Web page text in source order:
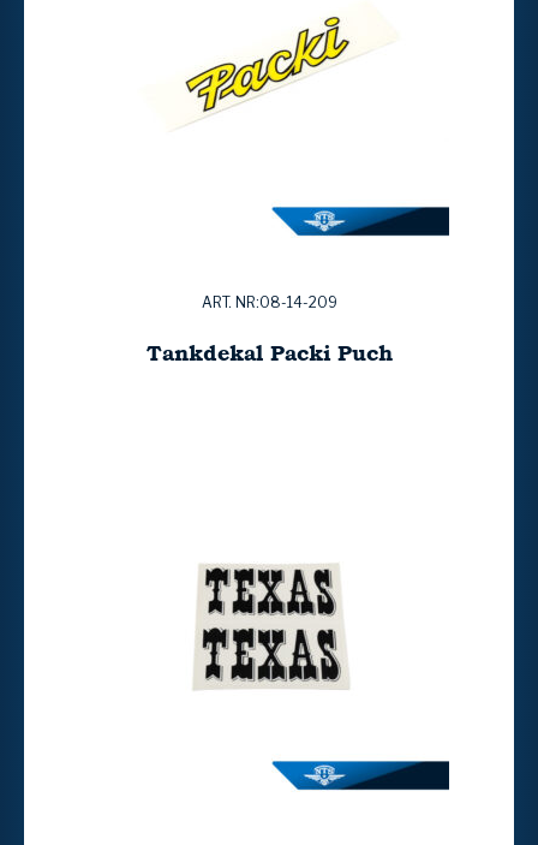
ART. NR:08-14-209
Tankdekal Packi Puch